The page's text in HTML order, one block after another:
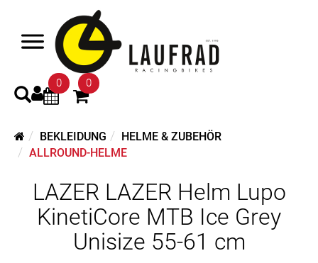
0 0
BEKLEIDUNG
HELME & ZUBEHÖR
ALLROUND-HELME
LAZER LAZER Helm Lupo
KinetiCore MTB Ice Grey
Unisize 55-61 cm